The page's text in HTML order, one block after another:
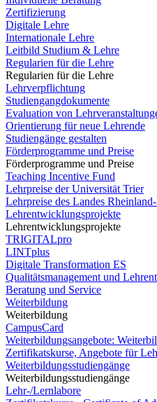
Zertifizierung
Digitale Lehre
Internationale Lehre
Leitbild Studium & Lehre
Regularien für die Lehre
Regularien für die Lehre
Lehrverpflichtung
Studiengangdokumente
Evaluation von
Orientierung für neue Lehrende
Studiengänge gestalten
Förderprogramme und Preise
Förderprogramme und Preise
Teaching Incentive Fund
Lehrpreise der Universität Trier
Lehrpreise des Landes
Lehrentwicklungsprojekte
Lehrentwicklungsprojekte
TRIGITALpro
LINTplus
Digitale Transformation ES
Qualitätsmanagement und
Beratung und Service
Weiterbildung
Weiterbildung
CampusCard
Weiterbildungsangebote:
Zertifikatskurse, Angebote für
Weiterbildungsstudiengänge
Weiterbildungsstudiengänge
Lehr-/Lernlabore